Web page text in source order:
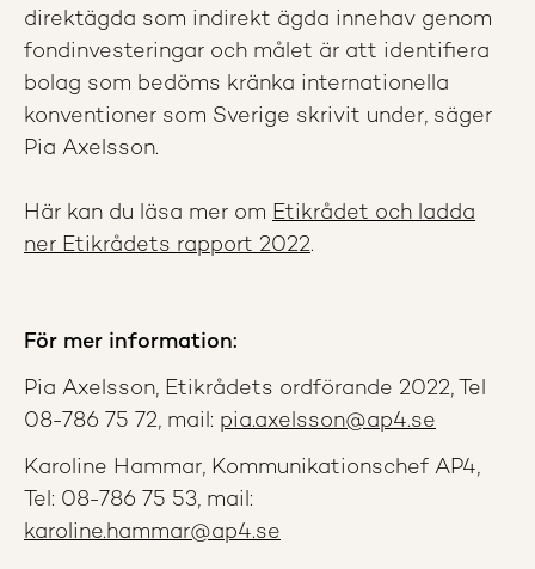
direktägda som indirekt ägda innehav genom
fondinvesteringar och målet är att identifiera
bolag som bedöms kränka internationella
konventioner som Sverige skrivit under, säger
Pia Axelsson.
Här kan du läsa mer om Etikrådet och ladda
ner Etikrådets rapport 2022.
För mer information:
Pia Axelsson, Etikrådets ordförande 2022, Tel
08-786 75 72, mail: pia.axelsson@ap4.se
Karoline Hammar, Kommunikationschef AP4,
Tel: 08-786 75 53, mail:
karoline.hammar@ap4.se